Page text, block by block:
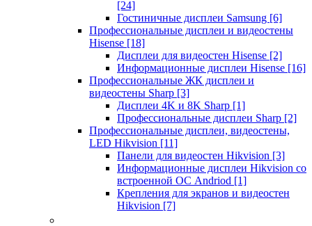
[24]
Гостиничные дисплеи Samsung [6]
Профессиональные дисплеи и видеостены
Hisense [18]
Дисплеи для видеостен Hisense [2]
Информационные дисплеи Hisense [16]
Профессиональные ЖК дисплеи и
видеостены Sharp [3]
Дисплеи 4K и 8K Sharp [1]
Профессиональные дисплеи Sharp [2]
Профессиональные дисплеи, видеостены,
LED Hikvision [11]
Панели для видеостен Hikvision [3]
Информационные дисплеи Hikvision со
встроенной ОС Andriod [1]
Крепления для экранов и видеостен
Hikvision [7]